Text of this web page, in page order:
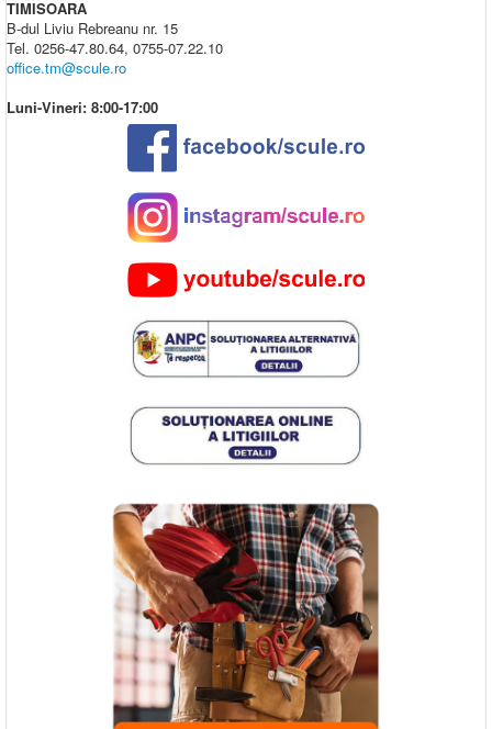
TIMISOARA
B-dul Liviu Rebreanu nr. 15
Tel. 0256-47.80.64, 0755-07.22.10
office.tm@scule.ro
Luni-Vineri: 8:00-17:00